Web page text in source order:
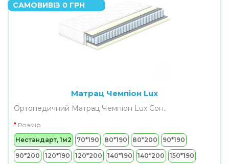
САМОВИВІЗ 0 ГРН
Матрац Чемпіон Lux
Ортопедичний Матрац Чемпіон Lux Сон..
Розмір
Нестандарт, 1м2
70*190 80*190 80*200 90*190
90*200 120*190 120*200 140*190 140*200 150*190